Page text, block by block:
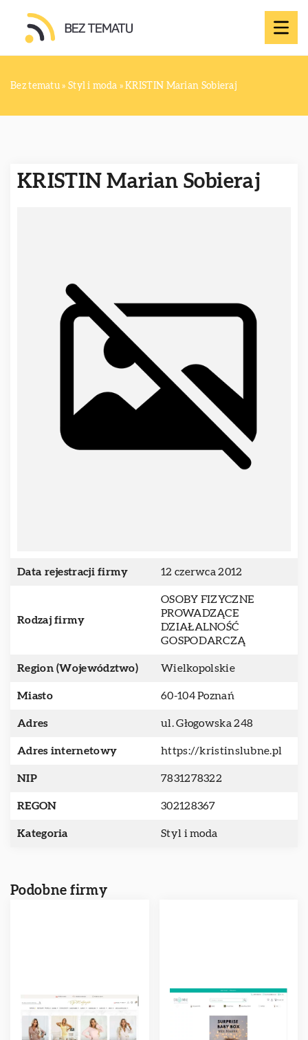
Bez tematu » Styl i moda »KRISTIN Marian Sobieraj
KRISTIN Marian Sobieraj
Data rejestracji firmy 12 czerwca 2012
Rodzaj firmy
OSOBY FIZYCZNE
PROWADZĄCE
DZIAŁALNOŚĆ
GOSPODARCZĄ
Region (Województwo) Wielkopolskie
Miasto 60-104 Poznań
Adres ul. Głogowska 248
Adres internetowy https://kristinslubne.pl
NIP 7831278322
REGON 302128367
Kategoria Styl i moda
Podobne firmy